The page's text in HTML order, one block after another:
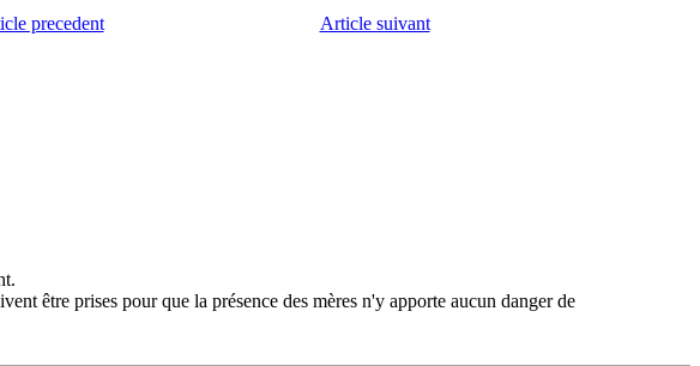
precedent Article suivant
être prises pour que la présence des mères n'y apporte aucun danger de